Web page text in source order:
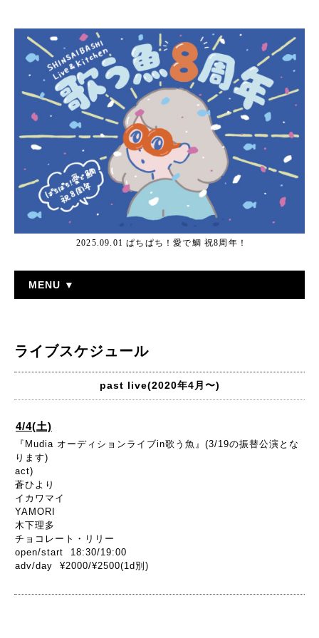
2025.09.01 ぱちぱち！愛で鯛 祝8周年！
MENU ▼
ライブスケジュール
past live(2020年4月〜)
4/4(土)
『Mudia オーディションライブin歌う魚』(3/19の振替公演とな
ります)
act)
蒼ひより
イカワマイ
YAMORI
木下理多
チョコレート・リリー
open/start 18:30/19:00
adv/day ¥2000/¥2500(1d別)